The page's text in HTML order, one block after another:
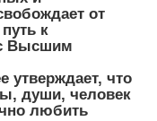
от
к
Высшим
утверждает, что
души, человек
любить